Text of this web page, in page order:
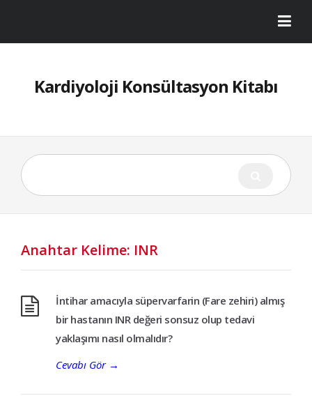
Kardiyoloji Konsültasyon Kitabı
Anahtar Kelime: INR
İntihar amacıyla süpervarfarin (Fare zehiri) almış
bir hastanın INR değeri sonsuz olup tedavi
yaklaşımı nasıl olmalıdır?
Cevabı Gör→